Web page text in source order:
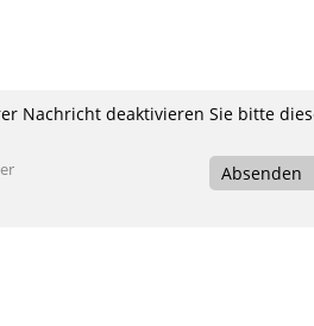
Nachricht deaktivieren Sie bitte
Absenden